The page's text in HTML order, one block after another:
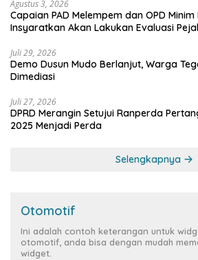
Agustus 3, 2026
Capaian PAD Melempem dan OPD
Insyaratkan Akan Lakukan Evaluasi
Juli 29, 2026
Demo Dusun Mudo Berlanjut, Warga
Dimediasi
Juli 27, 2026
DPRD Merangin Setujui Ranperda
2025 Menjadi Perda
Selengkapnya
Otomotif
Ini adalah contoh keterangan untuk
otomotif, anda bisa dengan mudah
widget.